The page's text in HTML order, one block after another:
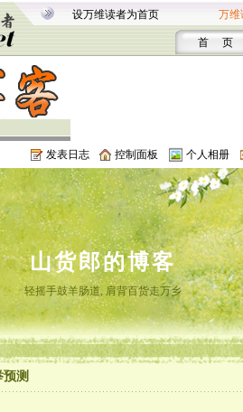
设万维读者为首页 万维
首 页
发表日志 控制面板 个人相册
山货郎的博客
轻摇手鼓羊肠道, 肩背百货走万乡
预测